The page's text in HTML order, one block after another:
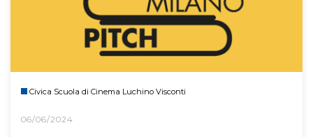
Civica Scuola di Cinema Luchino Visconti
06/06/2024